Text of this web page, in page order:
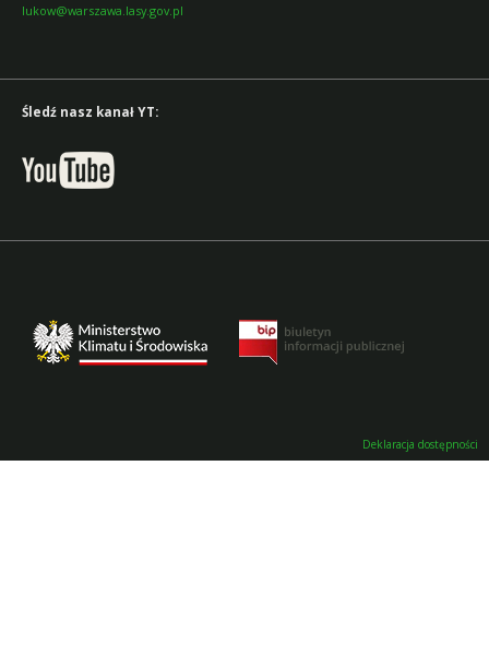
lukow@warszawa.lasy.gov.pl
Śledź nasz kanał YT:
Deklaracja dostępności